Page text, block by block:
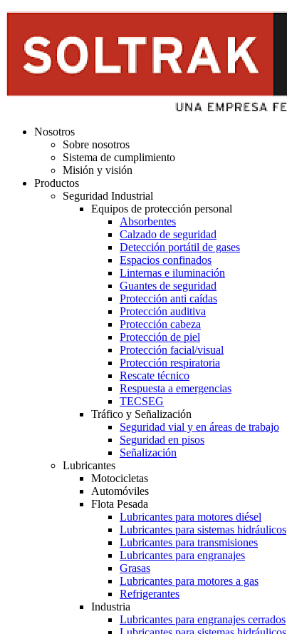
Nosotros
Sobre nosotros
Sistema de cumplimiento
Misión y visión
Productos
Seguridad Industrial
Equipos de protección personal
Absorbentes
Calzado de seguridad
Detección portátil de gases
Espacios confinados
Linternas e iluminación
Guantes de seguridad
Protección anti caídas
Protección auditiva
Protección cabeza
Protección de piel
Protección facial/visual
Protección respiratoria
Rescate técnico
Respuesta a emergencias
TECSEG
Tráfico y Señalización
Seguridad vial y en áreas de trabajo
Seguridad en pisos
Señalización
Lubricantes
Motocicletas
Automóviles
Flota Pesada
Lubricantes para motores diésel
Lubricantes para sistemas hidráulicos
Lubricantes para transmisiones
Lubricantes para engranajes
Grasas
Lubricantes para motores a gas
Refrigerantes
Industria
Lubricantes para engranajes cerrados